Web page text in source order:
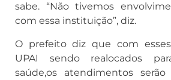
sabe. “Não tivemos
com essa instituição”, diz.
O prefeito diz que com
UPAI sendo realocados
saúde,os atendimentos